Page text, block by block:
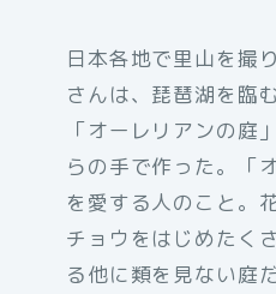
日本各地で里山を撮
さんは、琵琶湖を臨
「オーレリアンの庭
らの手で作った。「
を愛する人のこと。
チョウをはじめたく
る他に類を見ない庭